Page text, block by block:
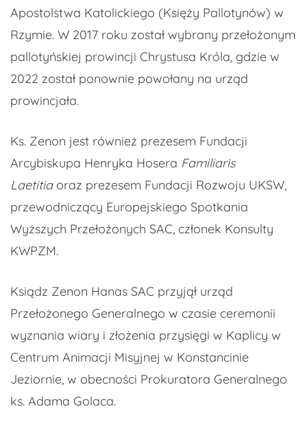
Apostolstwa Katolickiego (Księży Pallotynów) w
Rzymie. W 2017 roku został wybrany przełożonym
pallotyńskiej prowincji Chrystusa Króla, gdzie w
2022 został ponownie powołany na urząd
prowincjała.
Ks. Zenon jest również prezesem Fundacji
Arcybiskupa Henryka Hosera Familiaris
Laetitiaoraz prezesem Fundacji Rozwoju UKSW,
przewodniczący Europejskiego Spotkania
Wyższych Przełożonych SAC, członek Konsulty
KWPZM.
Ksiądz Zenon Hanas SAC przyjął urząd
Przełożonego Generalnego w czasie ceremonii
wyznania wiary i złożenia przysięgi w Kaplicy w
Centrum Animacji Misyjnej w Konstancinie
Jeziornie, w obecności Prokuratora Generalnego
ks. Adama Golaca.